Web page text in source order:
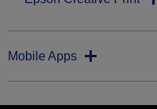
Mobile Apps